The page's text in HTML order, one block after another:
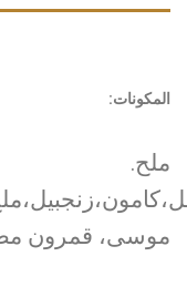
:المكونات
.ملح
موسى، قمرون